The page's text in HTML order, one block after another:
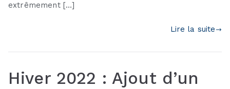
extrêmement […]
Lire la suite
Hiver 2022 : Ajout d’un